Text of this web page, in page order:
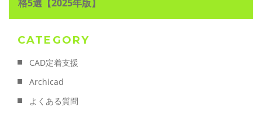
格5選【2025年版】
CATEGORY
CAD定着支援
Archicad
よくある質問